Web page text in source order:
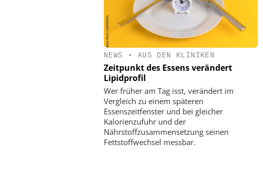
NEWS • AUS DEN KLINIKEN
Zeitpunkt des Essens verändert
Lipidprofil
Wer früher am Tag isst, verändert im
Vergleich zu einem späteren
Essenszeitfenster und bei gleicher
Kalorienzufuhr und der
Nährstoffzusammensetzung seinen
Fettstoffwechsel messbar.